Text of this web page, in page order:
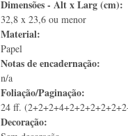
Dimensões - Alt x Larg (cm):
32,8 x 23,6 ou menor
Material:
Papel
Notas de encadernação:
n/a
Foliação/Paginação:
24 ff.
Decoração: